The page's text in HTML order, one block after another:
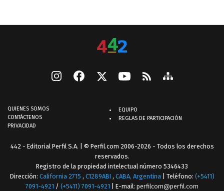
QUIENES SOMOS
CONTÁCTENOS
PRIVACIDAD
EQUIPO
REGLAS DE PARTICIPACIÓN
442 - Editorial Perfil S.A. | © Perfil.com 2006-2026 - Todos los derechos
reservados.
Registro de la propiedad intelectual número 5346433
Dirección: California 2715 , C1289ABI , CABA, Argentina | Teléfono: (+5411)
7091-4921 / (+5411) 7091-4921 | E-mail: perfilcom@perfil.com